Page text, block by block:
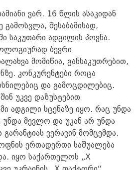
ვარ. 16 წლის ასაკიდან
გამოსვლა, შესაბამისად,
საკუთარი ადგილის პოვნა.
ბევრი
მომიწია, განსაკუთრებით,
კონკურენტები როცა
და გამოცდილებიც.
უკვე დაზუსტებით
ადგილი სცენაზე იყო. რაც უნდა
მევლო და უკან არ უნდა
გარანტიას ვერავინ მომცემდა.
ერთადერთი საშუალება
იყო საქართელოს „X